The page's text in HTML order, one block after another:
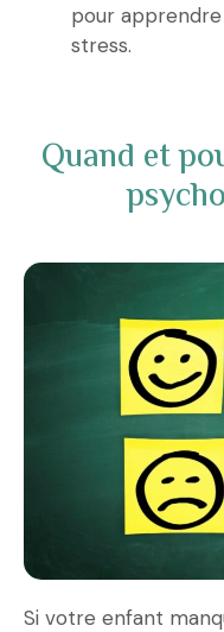
pour
stress.
Quand et
Si votre enfant